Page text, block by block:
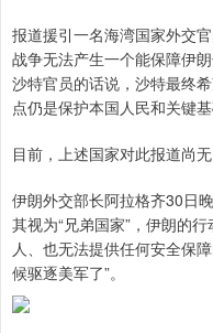
报道援引一名海湾国家外交
战争无法产生一个能保障伊
沙特官员的话说，沙特最终
点仍是保护本国人民和关键基
目前，上述国家对此报道尚无
伊朗外交部长阿拉格齐30日
其视为“兄弟国家”，伊朗的
人、也无法提供任何安全保
候驱逐美军了”。